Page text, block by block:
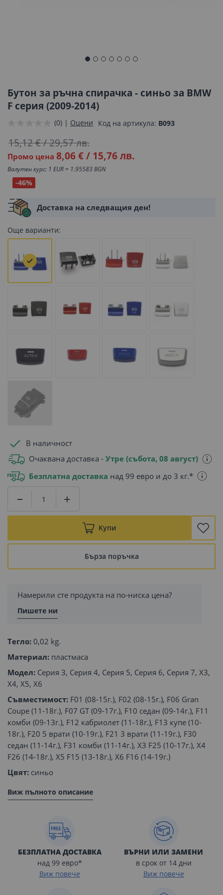
началото
на
галерия
Бутон за ръчна спирачка - синьо за BMW
F серия (2009-2014)
(0) | Оцени Код на артикула B093
Промо цена 8,06 €/ 15,76 лв.
15,12 €/29,57 лв.
Валутен курс: 1 EUR = 1.95583 BGN
-46%
Доставка на следващия ден!
Още варианти:
В наличност
Очаквана доставка - Утре (събота, 08 август)
Безплатна доставка над 99 евро и до 3 кг.*
Купи
Бърза поръчка
Намерили сте продукта на по-ниска цена?
Пишете ни
Тегло: 0,02 kg.
Материал: пластмаса
Модел: Серия 3, Серия 4, Серия 5, Серия 6, Серия 7, X3,
X4, X5, X6
Съвместимост: F01 (08-15г.), F02 (08-15г.), F06 Gran
Coupe (11-18г.), F07 GT (09-17г.), F10 седан (09-14г.), F11
комби (09-13г.), F12 кабриолет (11-18г.), F13 купе (10-
18г.), F20 5 врати (10-19г.), F21 3 врати (11-19г.), F30
седан (11-14г.), F31 комби (11-14г.), X3 F25 (10-17г.), X4
F26 (14-18г.), X5 F15 (13-18г.), X6 F16 (14-19г.)
Цвят: синьо
Виж пълното описание
БЕЗПЛАТНА ДОСТАВКА
над 99 евро*
Виж повече
ВЪРНИ ИЛИ ЗАМЕНИ
в срок от 14 дни
Виж повече